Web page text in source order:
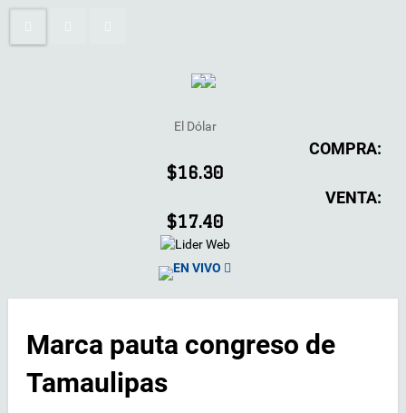
El Dólar
COMPRA:
$16.30
VENTA:
$17.40
EN VIVO
Marca pauta congreso de
Tamaulipas